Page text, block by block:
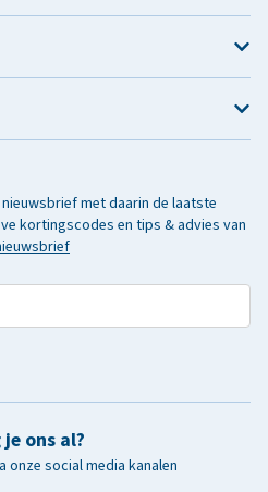
met daarin de laatste
kortingscodes en tips & advies van
ons al?
onze social media kanalen